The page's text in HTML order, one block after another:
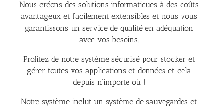
Nous créons des solutions informatiques à des coûts
avantageux et facilement extensibles et nous vous
garantissons un service de qualité en adéquation
avec vos besoins.
Profitez de notre système sécurisé pour stocker et
gérer toutes vos applications et données et cela
depuis n’importe où !
Notre système inclut un système de sauvegardes et